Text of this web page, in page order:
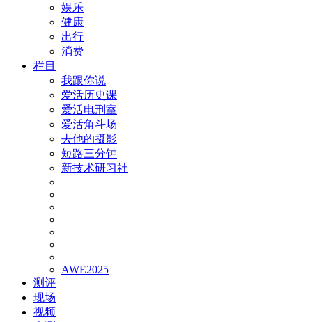
娱乐
健康
出行
消费
栏目
我跟你说
爱活历史课
爱活电刑室
爱活角斗场
去他的摄影
短路三分钟
新技术研习社
AWE2025
测评
现场
视频